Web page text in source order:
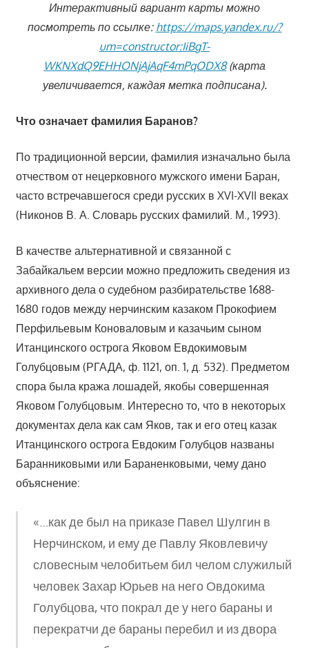
Интерактивный вариант карты можно
посмотреть по ссылке: https://maps.yandex.ru/?
um=constructor:IiBgT-
WKNXdQ9EHHONjAjAqF4mPqODX8(карта
увеличивается, каждая метка подписана).
Что означает фамилия Баранов?
По традиционной версии, фамилия изначально была
отчеством от нецерковного мужского имени Баран,
часто встречавшегося среди русских в XVI-XVII веках
(Никонов В. А. Словарь русских фамилий. М., 1993).
В качестве альтернативной и связанной с
Забайкальем версии можно предложить сведения из
архивного дела о судебном разбирательстве 1688-
1680 годов между нерчинским казаком Прокофием
Перфильевым Коноваловым и казачьим сыном
Итанцинского острога Яковом Евдокимовым
Голубцовым (РГАДА, ф. 1121, оп. 1, д. 532). Предметом
спора была кража лошадей, якобы совершенная
Яковом Голубцовым. Интересно то, что в некоторых
документах дела как сам Яков, так и его отец казак
Итанцинского острога Евдоким Голубцов названы
Баранниковыми или Бараненковыми, чему дано
объяснение:
«…как де был на приказе Павел Шулгин в
Нерчинском, и ему де Павлу Яковлевичу
словесным челобитьем бил челом служилый
человек Захар Юрьев на него Овдокима
Голубцова, что покрал де у него бараны и
перекратчи де бараны перебил и из двора